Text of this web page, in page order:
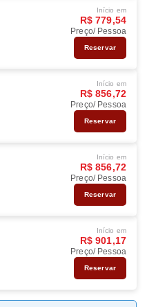
Início em
R$ 779,54
Preço/ Pessoa
Reservar
Início em
R$ 856,72
Preço/ Pessoa
Reservar
Início em
R$ 856,72
Preço/ Pessoa
Reservar
Início em
R$ 901,17
Preço/ Pessoa
Reservar